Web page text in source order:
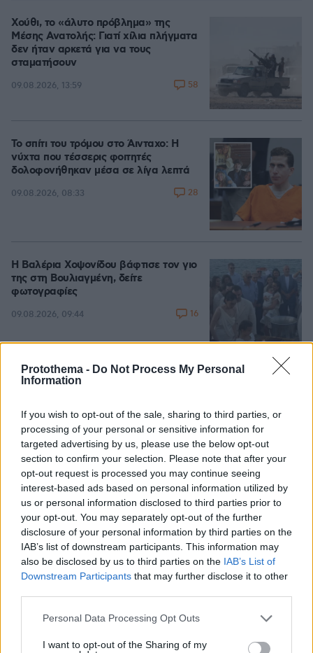
Protothema - Do Not Process My Personal
Information
If you wish to opt-out of the sale, sharing to third parties, or
processing of your personal or sensitive information for
targeted advertising by us, please use the below opt-out
section to confirm your selection. Please note that after your
opt-out request is processed you may continue seeing
interest-based ads based on personal information utilized by
us or personal information disclosed to third parties prior to
your opt-out. You may separately opt-out of the further
disclosure of your personal information by third parties on the
IAB’s list of downstream participants. This information may
also be disclosed by us to third parties on the IAB’s List of
Downstream Participants that may further disclose it to other
Please note that this website/app uses one or more Google
not limited to your visit or usage behaviour. You may click to
Personal Data Processing Opt Outs
I want to opt-out of the Sharing of my
Χούθι, το «άλυτο πρόβλημα» της
Μέσης Ανατολής: Γιατί χίλια πλήγματα
δεν ήταν αρκετά για να τους
σταματήσουν
09.08.2026, 13:59 58
Το σπίτι του τρόμου στο Άινταχο: Η
νύχτα που τέσσερις φοιτητές
δολοφονήθηκαν μέσα σε λίγα λεπτά
09.08.2026, 08:33 28
Η Βαλέρια Χοψονίδου βάφτισε τον γιο
της στη Βουλιαγμένη, δείτε
φωτογραφίες
09.08.2026, 09:44 16
Η Κλέλια Ανδριολάτου έκανε γιόγκα
09.08.2026, 15:22 18
Νεαρός Παλαιστίνιος κλείδωσε
ανήλικη στο σπίτι του στα Χανιά, την
έσωσαν οι φωνές της
09.08.2026, 10:38